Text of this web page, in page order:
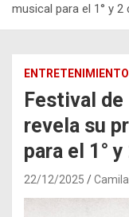
musical para el 1° y 2
ENTRETENIMIENTO
Festival
revela su
para el 1°
22/12/2025